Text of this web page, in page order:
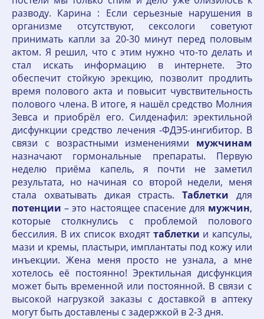
разводу. Карина : Если серьезные нарушения в
организме отсутствуют, сексологи советуют
принимать капли за 20-30 минут перед половым
актом. Я решил, что с этим нужно что-то делать и
стал искать информацию в интернете. Это
обеспечит стойкую эрекцию, позволит продлить
время полового акта и повысит чувствительность
полового члена. В итоге, я нашёл средство Молния
Зевса и приобрёл его. Силденафил: эректильной
дисфункции средство лечения -ФДЭ5-ингибитор. В
связи с возрастными изменениями мужчинам
назначают гормональные препараты. Первую
неделю приёма капель, я почти не заметил
результата, но начиная со второй недели, меня
стала охватывать дикая страсть.Таблетки для
потенции – это настоящее спасение для мужчин,
которые столкнулись с проблемой полового
бессилия. В их список входят таблетки и капсулы,
мази и кремы, пластыри, имплантаты под кожу или
инъекции. Жена меня просто не узнала, а мне
хотелось её постоянно! Эректильная дисфункция
может быть временной или постоянной. В связи с
высокой нагрузкой заказы с доставкой в аптеку
могут быть доставлены с задержкой в 2-3 дня.